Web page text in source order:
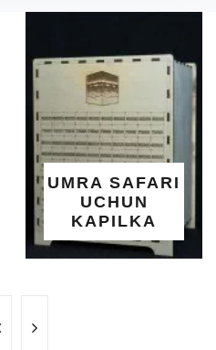
UMRA SAFARI
UCHUN
KAPILKA